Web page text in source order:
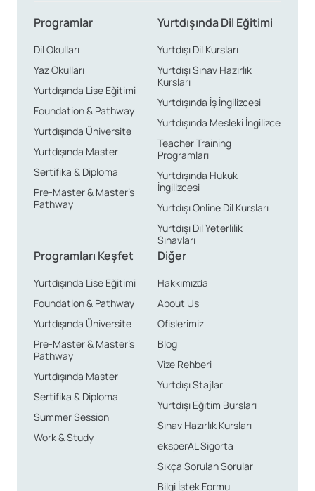
Polonya’daki lise eğitim sistemi, öğrencilere kapsamlı
gelen öğrencilere açık bir ortam sağlamaktadır. Bu
sayede, öğrenciler kariyer hedeflerine uygun
programları seçme fırsatına sahip olmaktadırlar.
Lise Başvurularında Dikkat
Edilmesi Gerekenler
Başvuru Tarihleri ve Kuralları
Polonya’da liselere başvuru tarihleri her yıl değişiklik
aylarında yapılmaktadır. Başvuru sürecinin ayrıntıları,
başvurmayı düşündüğünüz okulun web sitesinde
detaylı bir şekilde yer almaktadır. Detaylı bilgi için
ofislerimizle de iletişime geçebilirsiniz.
Gerekli Belgeler ve Dil
Yeterliliği
Liselere başvurmak için öncelikle ilköğretim veya
ortaokul diplomasına sahip olmak gerekmektedir.
Programlar
Dil Okulları
Yaz Okulları
Yurtdışında Lise Eğitimi
Foundation & Pathway
Yurtdışında Üniversite
Yurtdışında Master
Sertifika & Diploma
Pre-Master & Master’s
Pathway
Yurtdışında Dil Eğitimi
Yurtdışı Dil Kursları
Yurtdışı Sınav Hazırlık
Kursları
Yurtdışında İş İngilizcesi
Yurtdışında Mesleki İngilizce
Teacher Training
Programları
Yurtdışında Hukuk
İngilizcesi
Yurtdışı Online Dil Kursları
Yurtdışı Dil Yeterlilik
Sınavları
Programları Keşfet
Yurtdışında Lise Eğitimi
Foundation & Pathway
Yurtdışında Üniversite
Pre-Master & Master’s
Pathway
Yurtdışında Master
Sertifika & Diploma
Summer Session
Work & Study
Diğer
Hakkımızda
About Us
Ofislerimiz
Blog
Vize Rehberi
Yurtdışı Stajlar
Yurtdışı Eğitim Bursları
Sınav Hazırlık Kursları
eksperAL Sigorta
Sıkça Sorulan Sorular
Bilgi İstek Formu